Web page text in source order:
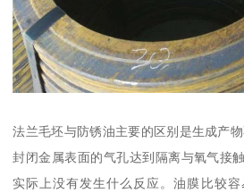
法兰毛坯与防锈油主要的区别是生成产
封闭金属表面的气孔达到隔离与氧气接
实际上没有发生什么反应。油膜比较